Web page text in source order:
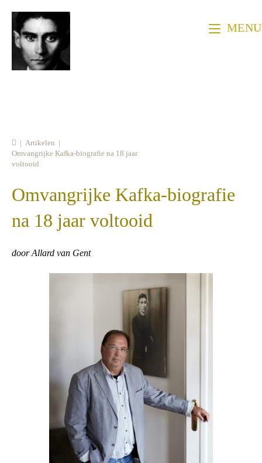
inhoud
MENU
Omvangrijke Kafka-biografie
na 18 jaar voltooid
| Artikelen |
Omvangrijke Kafka-biografie na 18 jaar
voltooid
door Allard van Gent